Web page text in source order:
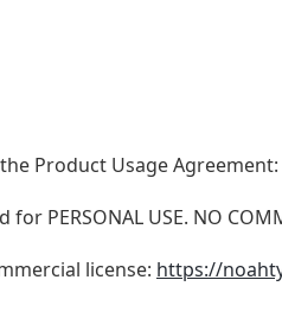
Product Usage Agreement:
PERSONAL USE. NO
license: https://